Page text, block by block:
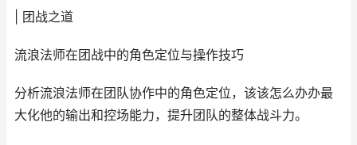
| 团战之道
流浪法师在团战中的角色定位与操作技巧
分析流浪法师在团队协作中的角色定位，该该怎么办办最
大化他的输出和控场能力，提升团队的整体战斗力。